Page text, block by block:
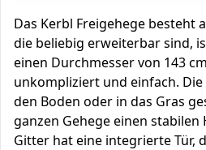
Das Kerbl Freigehege besteht
die beliebig erweiterbar sind,
einen Durchmesser von 143
unkompliziert und einfach.
den Boden oder in das Gras
ganzen Gehege einen stabilen
Gitter hat eine integrierte Tür,